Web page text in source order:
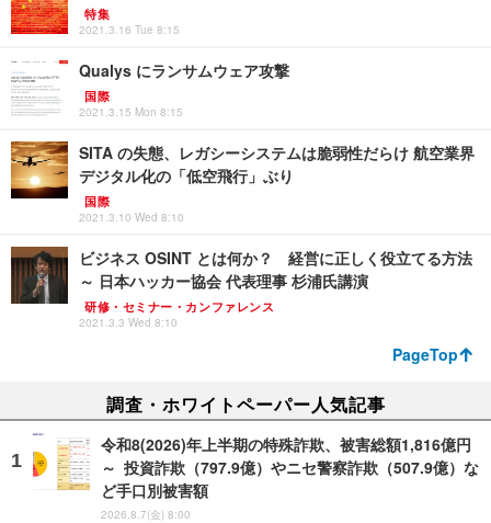
特集
2021.3.16 Tue 8:15
Qualys にランサムウェア攻撃
国際
2021.3.15 Mon 8:15
SITA の失態、レガシーシステムは脆弱性だらけ 航空業界
デジタル化の「低空飛行」ぶり
国際
2021.3.10 Wed 8:10
ビジネス OSINT とは何か？ 経営に正しく役立てる方法
～ 日本ハッカー協会 代表理事 杉浦氏講演
研修・セミナー・カンファレンス
2021.3.3 Wed 8:10
PageTop
調査・ホワイトペーパー人気記事
令和8(2026)年上半期の特殊詐欺、被害総額1,816億円
～ 投資詐欺（797.9億）やニセ警察詐欺（507.9億）な
ど手口別被害額
2026.8.7(金) 8:00